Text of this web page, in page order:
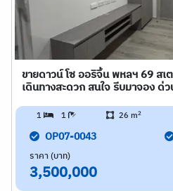
ขายดาวน์ โซ ออริจิ้น พหลฯ 69 ส
เดินทางสะดวก สนใจ รีบมาจอง ด่
1 1 26 m2
OP07-0043
ราคา (บาท)
3,500,000